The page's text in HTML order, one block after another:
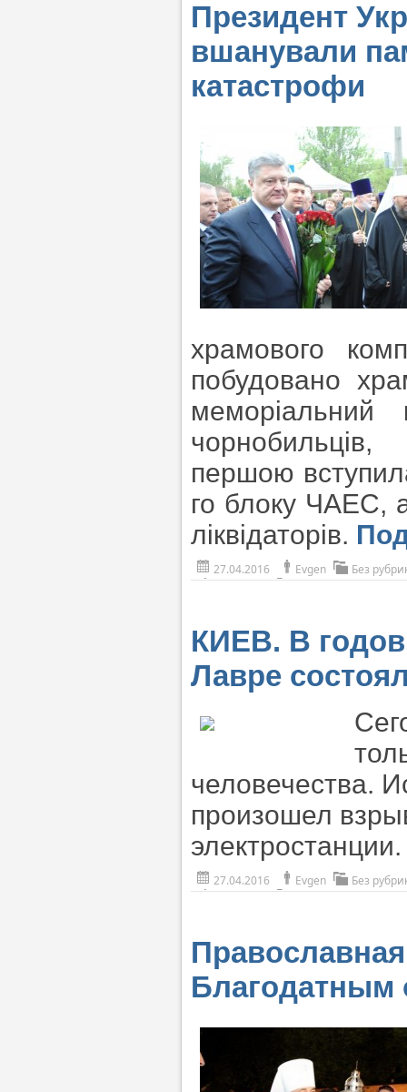
Президент
вшанували
катастрофи
храмового
побудовано
меморіальний
першою
го блоку ЧАЕС,
ліквідаторів.
27.04.2016 Evgen Без
КИЕВ. В
Лавре
человечества.
произошел
27.04.2016 Evgen Без
Благодатным